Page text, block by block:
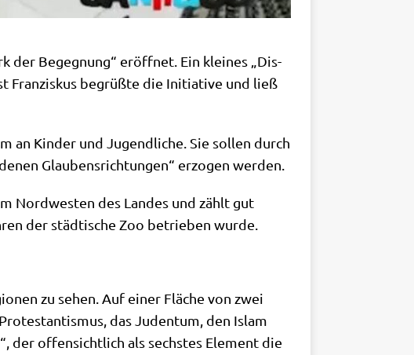
der Begeg­nung“ eröff­net. Ein klei­nes „Dis­
Fran­zis­kus begrüß­te die Initia­ti­ve und ließ
an Kin­der und Jugend­li­che. Sie sol­len durch
Glau­bens­rich­tun­gen“ erzo­gen werden.
Nord­we­sten des Lan­des und zählt gut
der städ­ti­sche Zoo betrie­ben wurde.
zu sehen. Auf einer Flä­che von zwei
das Juden­tum, den Islam
der offen­sicht­lich als sech­stes Ele­ment die